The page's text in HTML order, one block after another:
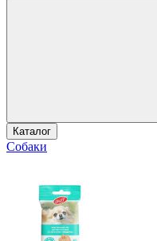
Каталог
Собаки